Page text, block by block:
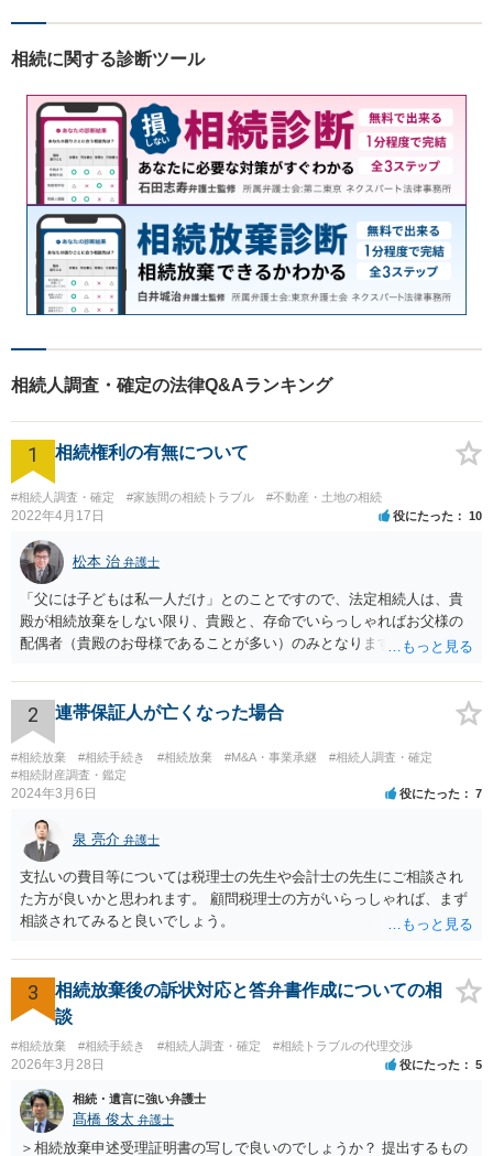
い、丁寧な説明と迅速な対応
個室】【法テラス利用可】
相続に関する診断ツール
相続人調査・確定の法律Q&Aランキング
1 相続権利の有無について
#相続人調査・確定 #家族間の相続トラブル #不動産・土地の相続
2022年4月17日 役にたった 10
松本 治 弁護士
「父には子どもは私一人だけ」とのことですので、法定相続人は、貴
殿が相続放棄をしない限り、貴殿と、存命でいらっしゃればお父様の
配偶者（貴殿のお母様であることが多い）のみとなります。遺言がな
2 連帯保証人が亡くなった場合
#相続放棄 #相続手続き #相続放棄 #M&A・事業承継
#相続人調査・確定
#相続財産調査・鑑定
2024年3月6日 役にたった 7
泉 亮介 弁護士
支払いの費目等については税理士の先生や会計士の先生にご相談され
た方が良いかと思われます。 顧問税理士の方がいらっしゃれば、まず
相談されてみると良いでしょう。
3
相続放棄後の訴状対応と答弁書作成についての相
談
#相続放棄 #相続手続き #相続人調査・確定 #相続トラブルの代理交渉
2026年3月28日 役にたった 5
相続・遺言に強い弁護士
髙橋 俊太 弁護士
＞相続放棄申述受理証明書の写しで良いのでしょうか？ 提出するもの